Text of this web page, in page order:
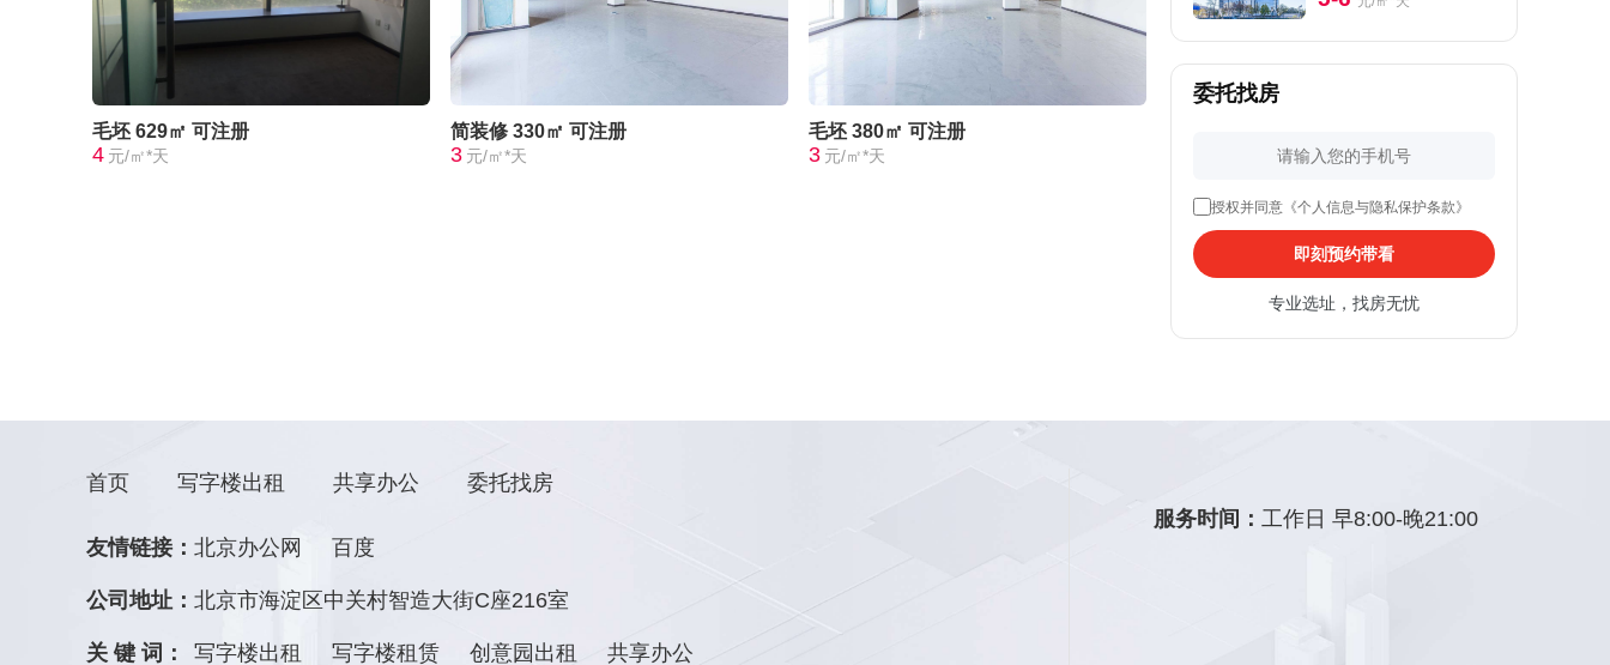
毛坯 629㎡ 可注册
4 元/㎡*天
简装修 330㎡ 可注册
3 元/㎡*天
毛坯 380㎡ 可注册
3 元/㎡*天
委托找房
授权并同意《个人信息与隐私保护条款》
即刻预约带看
专业选址，找房无忧
首页 写字楼出租 共享办公 委托找房
友情链接： 北京办公网 百度
公司地址： 北京市海淀区中关村智造大街C座216室
关 键 词： 写字楼出租 写字楼租赁 创意园出租 共享办公
服务时间：工作日 早8:00-晚21:00